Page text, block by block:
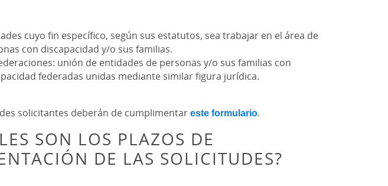
cuyo fin específico, según sus estatutos, sea trabajar en el área de
con discapacidad y/o sus familias.
unión de entidades de personas y/o sus familias con
federadas unidas mediante similar figura jurídica.
solicitantes deberán de cumplimentareste formulario.
SON LOS PLAZOS DE
DE LAS SOLICITUDES?